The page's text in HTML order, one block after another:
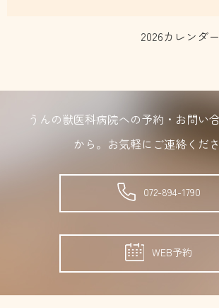
2026カレンダ
うんの獣医科病院への予約・お問い
から。 お気軽にご連絡くださ
072-894-1790
WEB予約